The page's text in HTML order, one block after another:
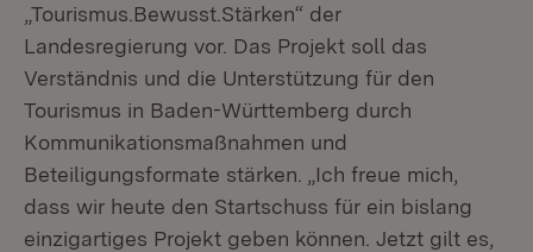
„Tourismus.Bewusst.Stärken“ der
Landesregierung vor. Das Projekt soll das
Verständnis und die Unterstützung für den
Tourismus in Baden-Württemberg durch
Kommunikationsmaßnahmen und
Beteiligungsformate stärken. „Ich freue mich,
dass wir heute den Startschuss für ein bislang
einzigartiges Projekt geben können. Jetzt gilt es,